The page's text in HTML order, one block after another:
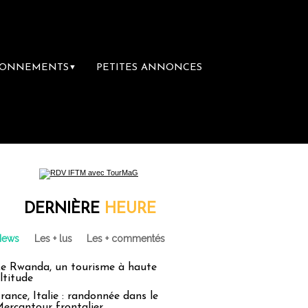
▼ PETITES ANNONCES
librairie du voyage
DERNIÈRE HEURE
Les + lus Les + commentés
Rwanda, un tourisme à haute
Italie : randonnée dans le